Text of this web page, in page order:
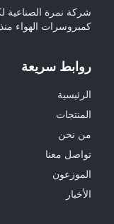
شركة نمرة الصناعية
كمبروسرات الهواء منذ
روابط سريعة
الرئيسية
المنتجات
من نحن
تواصل معنا
الموزعون
الأخبار